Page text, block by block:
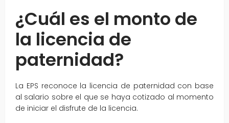
¿Cuál es el monto de
la licencia de
paternidad?
La EPS reconoce la licencia de paternidad con base
al salario sobre el que se haya cotizado al momento
de iniciar el disfrute de la licencia.